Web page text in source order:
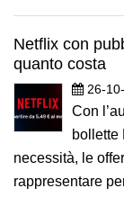
Netflix con
quanto costa
26-
Con
bollette
necessità, le
rappresentare